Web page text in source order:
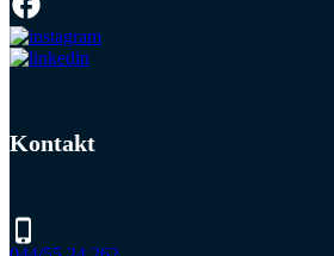
Kontakt